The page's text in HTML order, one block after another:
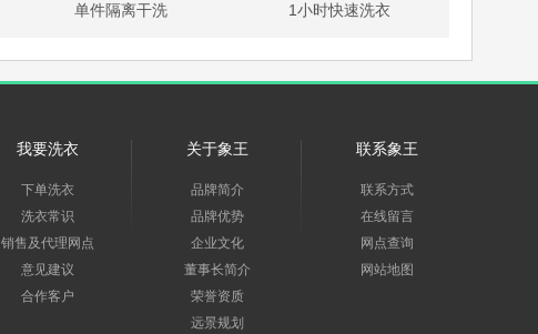
单件隔离干洗 1小时快速洗衣
我要洗衣
下单洗衣
洗衣常识
销售及代理网点
意见建议
合作客户
关于象王
品牌简介
品牌优势
企业文化
董事长简介
荣誉资质
远景规划
联系象王
联系方式
在线留言
网点查询
网站地图